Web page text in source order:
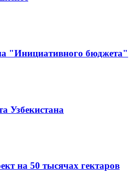
"Инициативного бюджета"
Узбекистана
на 50 тысячах гектаров